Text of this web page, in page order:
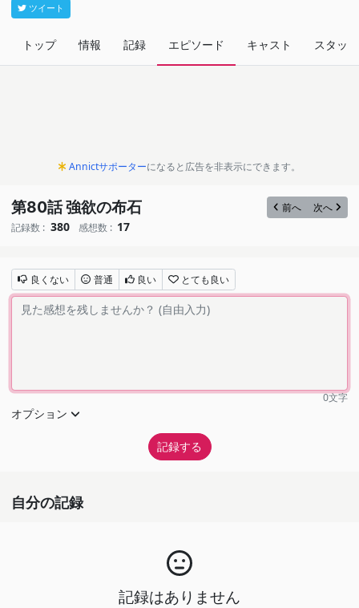
ツイート
トップ 情報 記録 エピソード キャスト スタッフ
Annictサポーターになると広告を非表示にできます。
第80話 強欲の布石 前へ
次へ
記録数 : 380 感想数 : 17
良くない 普通 良い とても良い
0文字
オプション
自分の記録
記録はありません